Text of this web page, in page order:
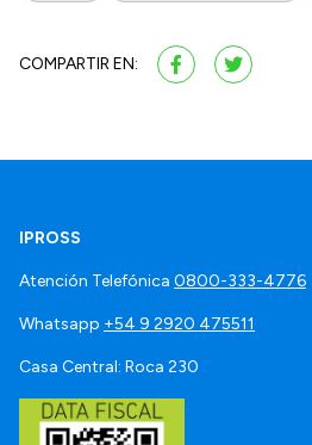
COMPARTIR EN:
IPROSS
Atención Telefónica 0800-333-4776
Whatsapp +54 9 2920 475511
Casa Central: Roca 230